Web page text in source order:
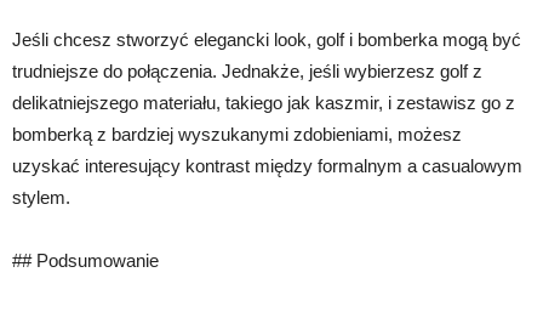
Jeśli chcesz stworzyć elegancki look, golf i bomberka mogą być
trudniejsze do połączenia. Jednakże, jeśli wybierzesz golf z
delikatniejszego materiału, takiego jak kaszmir, i zestawisz go z
bomberką z bardziej wyszukanymi zdobieniami, możesz
uzyskać interesujący kontrast między formalnym a casualowym
stylem.
## Podsumowanie